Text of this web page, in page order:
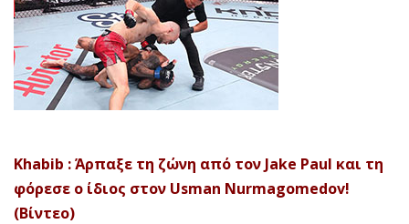
Khabib : Άρπαξε τη ζώνη από τον Jake Paul και τη
φόρεσε ο ίδιος στον Usman Nurmagomedov!
(Βίντεο)